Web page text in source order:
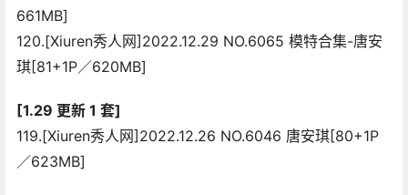
661MB]
120.[Xiuren秀人网]2022.12.29 NO.6065 模特合集-唐安
琪[81+1P／620MB]
[1.29 更新 1 套]
119.[Xiuren秀人网]2022.12.26 NO.6046 唐安琪[80+1P
／623MB]